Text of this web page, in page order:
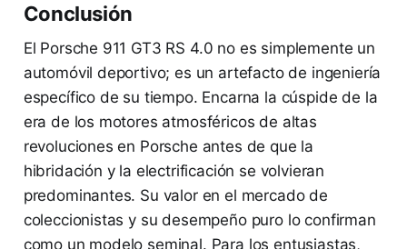
Conclusión
El Porsche 911 GT3 RS 4.0 no es simplemente un
automóvil deportivo; es un artefacto de ingeniería
específico de su tiempo. Encarna la cúspide de la
era de los motores atmosféricos de altas
revoluciones en Porsche antes de que la
hibridación y la electrificación se volvieran
predominantes. Su valor en el mercado de
coleccionistas y su desempeño puro lo confirman
como un modelo seminal. Para los entusiastas,